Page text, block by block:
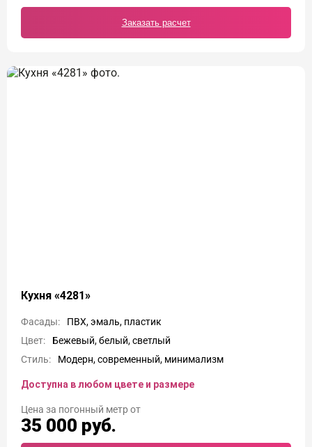
Заказать расчет
Кухня «4281»
Фасады:
ПВХ, эмаль, пластик
Цвет:
Бежевый, белый, светлый
Стиль:
Модерн, современный, минимализм
Доступна в любом цвете и размере
Цена
35 000 руб.